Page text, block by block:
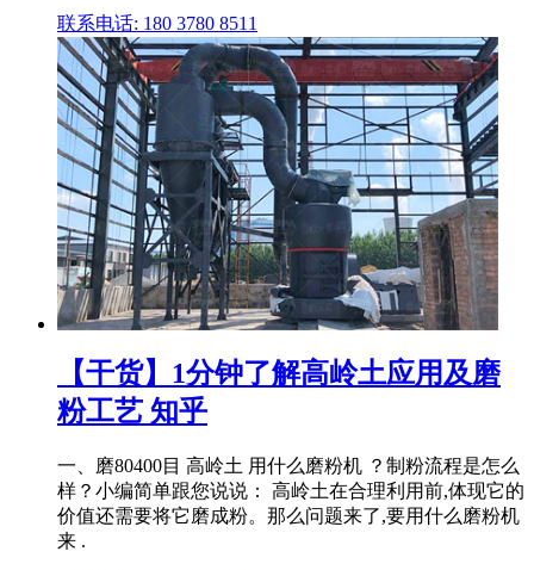
联系电话: 180 3780 8511
【干货】1分钟了解高岭土应用及磨
粉工艺 知乎
一、磨80400目 高岭土 用什么磨粉机 ？制粉流程是怎么
样？小编简单跟您说说： 高岭土在合理利用前,体现它的
价值还需要将它磨成粉。那么问题来了,要用什么磨粉机
来 .